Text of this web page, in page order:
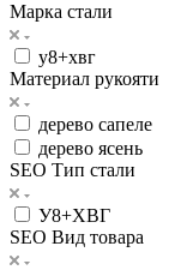
Марка стали
у8+хвг
Материал рукояти
дерево сапеле
дерево ясень
SEO Тип стали
У8+ХВГ
SEO Вид товара